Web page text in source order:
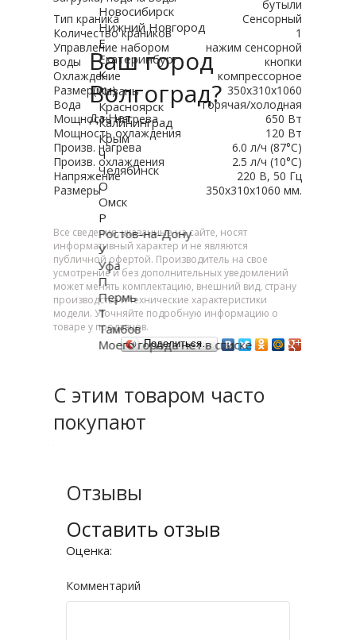
бутыли
Тип краника
Сенсорный
Количество краников
1
Управление набором
воды
нажим сенсорной
кнопки
Охлаждение
компрессорное
Размер(мм)
350х310х1060
Вода
горячая/холодная
Мощность нагрева
650 Вт
Мощность охлаждения
120 Вт
Произв. нагрева
6.0 л/ч (87°C)
Произв. охлаждения
2.5 л/ч (10°C)
Напряжение
220 В, 50 Гц
Размеры
350х310х1060 мм.
Все сведения, указанные на сайте, носят
информативный характер и не являются
публичной офертой. Производитель на свое
усмотрение и без дополнительных уведомлений
может менять комплектацию, внешний вид, страну
производства и технические характеристики
модели. Уточняйте подробную информацию о
товаре у продавцов.
Поделиться…
С этим товаром часто
покупают
Отзывы
Оставить отзыв
Оценка:
Комментарий
Ваш город
Волгоград?
Да Нет
Новосибирск
Нижний Новгород
Е
Екатеринбург
К
Казань
Красноярск
Калининград
Крым
Ч
Челябинск
О
Омск
Р
Ростов-на-Дону
У
Уфа
П
Пермь
Т
Тамбов
Моего города нет в списке